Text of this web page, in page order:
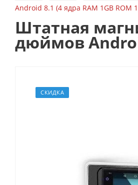
Android 8.1 (4 ядра RAM 1GB ROM
Штатная
дюймов
СКИДКА